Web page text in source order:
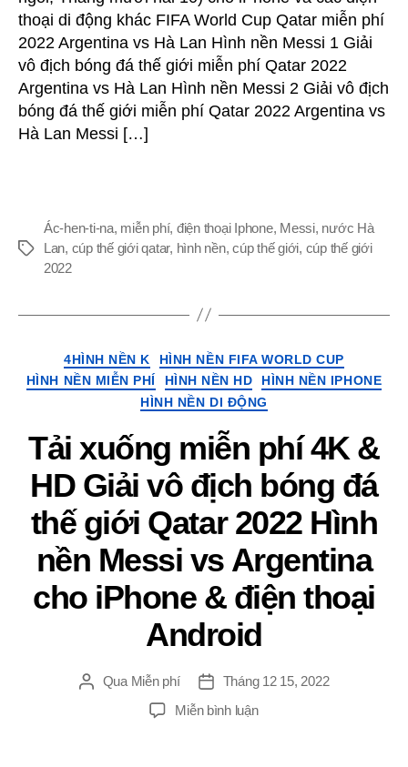
&
Hình
nền
Messi
HD
cho
(Giải
vô
Qatar
2022
Argentina
Hà
Lan)
thoại di động khác FIFA World Cup Qatar miễn phí
2022 Argentina vs Hà Lan Hình nền Messi 1 Giải
vô địch bóng đá thế giới miễn phí Qatar 2022
Argentina vs Hà Lan Hình nền Messi 2 Giải vô địch
bóng đá thế giới miễn phí Qatar 2022 Argentina vs
Hà Lan Messi […]
Thẻ
Ác-hen-ti-na, miễn phí, điện thoại Iphone, Messi, nước Hà
Lan, cúp thế giới qatar, hình nền,cúp thế giới, cúp thế giới
2022
Thể
loại
4HÌNH NỀN K
HÌNH NỀN FIFA WORLD CUP
HÌNH NỀN MIỄN PHÍ
HÌNH NỀN HD
HÌNH NỀN IPHONE
HÌNH NỀN DI ĐỘNG
Tải xuống miễn phí 4K &
HD Giải vô địch bóng đá
thế giới Qatar 2022 Hình
nền Messi vs Argentina
cho iPhone & điện thoại
Android
ĐăngQua Miễn phí
Ngay
gưỉ
Tháng 12 15, 2022
Miễn bình luậnTRÊN